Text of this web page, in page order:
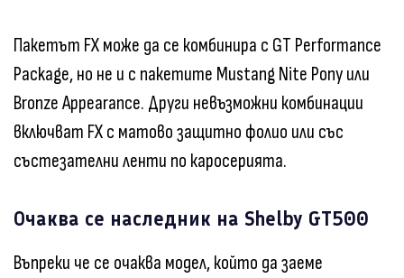
Пакетът FX може да се комбинира с GT Performance
Package, но не и с пакетите Mustang Nite Pony или
Bronze Appearance. Други невъзможни комбинации
включват FX с матово защитно фолио или със
състезателни ленти по каросерията.
Очаква се наследник на Shelby GT500
Въпреки че се очаква модел, който да заеме